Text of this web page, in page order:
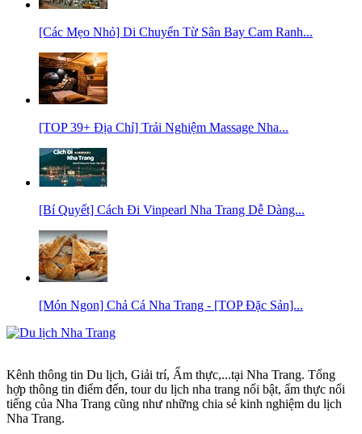
[Các Mẹo Nhỏ] Di Chuyển Từ Sân Bay Cam Ranh...
[TOP 39+ Địa Chỉ] Trải Nghiệm Massage Nha...
[Bí Quyết] Cách Đi Vinpearl Nha Trang Dễ Dàng...
[Món Ngon] Chả Cá Nha Trang - [TOP Đặc Sản]...
Kênh thông tin Du lịch, Giải trí, Ẩm thực,...tại Nha Trang. Tổng
hợp thông tin điểm đến, tour du lịch nha trang nổi bật, ẩm thực nổi
tiếng của Nha Trang cũng như những chia sẻ kinh nghiệm du lịch
Nha Trang.